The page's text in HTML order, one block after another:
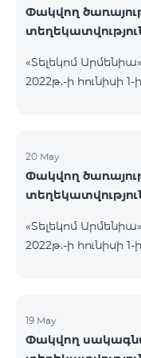
Փակվող
«Տելեկոմ
2022թ.-ի հունիսի
երկարացման
դադարեցվում է
ծառայության նոր
20 May
Փակվող
«Տելեկոմ
2022թ.-ի հունիսի
երկարացման
դադարեցվում է
19 May
Փակվող